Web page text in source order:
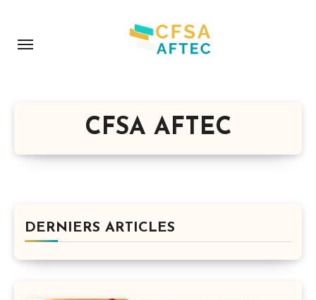
contenu
CFSA AFTEC
DERNIERS ARTICLES